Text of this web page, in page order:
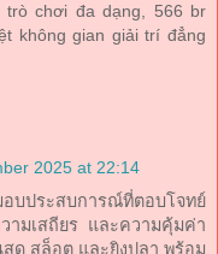
chơi đa dạng, 566 br
không gian giải trí đẳng
2025 at 22:14
บประสบการณ์ที่ตอบโจทย์
ามเสถียร และความคุ้มค่า
ด สล็อต และยิงปลา พร้อม